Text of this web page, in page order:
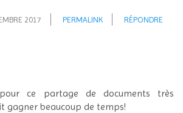
2017 PERMALINK RÉPONDRE
ce partage de documents très
gagner beaucoup de temps!